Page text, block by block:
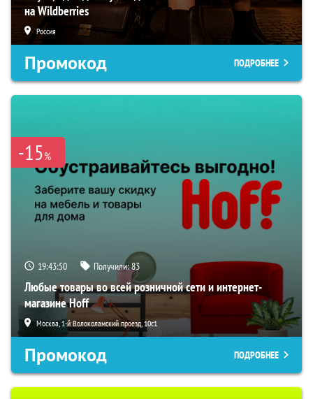
на Wildberries
Россия
Промокод ПОДРОБНЕЕ
-15%
19:43:48 Получили:83
Любые товары во всей розничной сети и интернет-
магазине Hoff
Москва, 1-й Волоколамский проезд, 10с1
Промокод ПОДРОБНЕЕ